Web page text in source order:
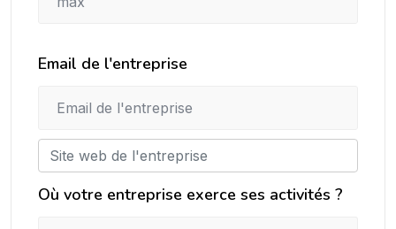
Email de l'entreprise
Où votre entreprise exerce ses activités ?